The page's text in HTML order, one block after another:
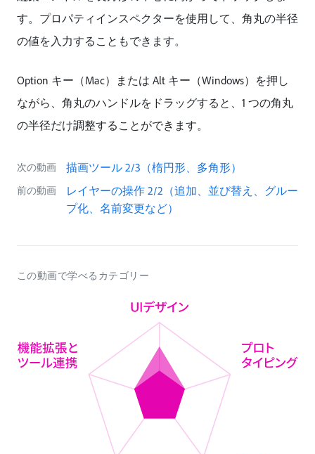
す。プロパティインスペクターを使用して、角丸の半径
の値を入力することもできます。
Option キー（Mac）または Alt キー（Windows）を押し
ながら、角丸のハンドルをドラッグすると、1 つの角丸
の半径だけ調整することができます。
次の動画 描画ツール 2/3（楕円形、多角形）
前の動画
レイヤーの操作 2/2（追加、並び替え、グルー
プ化、名前変更など）
この動画で学べるカテゴリー